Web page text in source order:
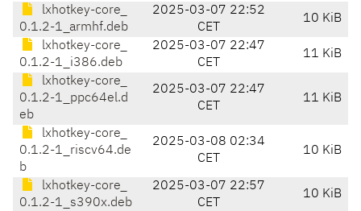
lxhotkey-core_
0.1.2-1_armhf.deb
2025-03-07 22:52
CET
10 KiB
lxhotkey-core_
0.1.2-1_i386.deb
2025-03-07 22:47
CET
11 KiB
lxhotkey-core_
0.1.2-1_ppc64el.d
eb
2025-03-07 22:47
CET
11 KiB
lxhotkey-core_
0.1.2-1_riscv64.de
b
2025-03-08 02:34
CET
10 KiB
lxhotkey-core_
0.1.2-1_s390x.deb
2025-03-07 22:57
CET
10 KiB